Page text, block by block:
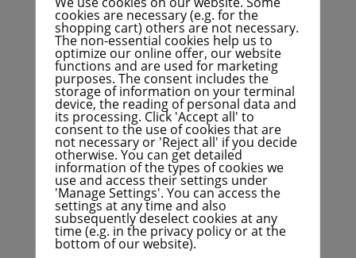
Consiliul municipal FÜR Karlsruhe intenționează să
stabilească noua rată de evaluare pentru impozitul
pe proprietate în 2025. Cu aprobarea consiliului
municipal, rata de evaluare se va aplica de la 1
ianuarie 2025. Cu toate acestea, bugetul orașului
FÜR Karlsruhe va rămâne neutru - veniturile anuale
din impozitul pe proprietate vor rămâne la
aproximativ 60 de milioane de euro. Proprietățile
comerciale vor fi scutite de aproximativ 9 milioane de
euro ca urmare a reformei, în timp ce proprietarii
privați și chiriașii vor trebui să suporte o sarcină
fiscală proporțional mai mare.
În unele cazuri, impozitul pe proprietate pentru
cookies are necessary (e.g. for the
shopping cart) others are not necessary.
The non-essential cookies help us to
optimize our online offer, our website
functions and are used for marketing
purposes. The consent includes the
storage of information on your terminal
device, the reading of personal data and
its processing. Click 'Accept all' to
consent to the use of cookies that are
not necessary or 'Reject all' if you decide
otherwise. You can get detailed
information of the types of cookies we
use and access their settings under
'Manage Settings'. You can access the
settings at any time and also
subsequently deselect cookies at any
time (e.g. in the privacy policy or at the
bottom of our website).